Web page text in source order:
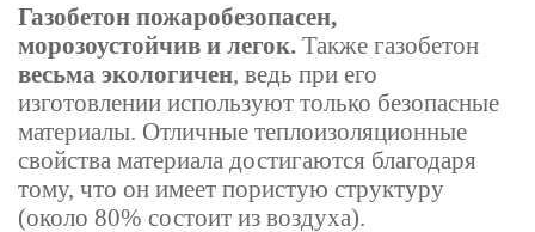
Газобетон пожаробезопасен,
морозоустойчив и легок. Также газобетон
весьма экологичен, ведь при его
изготовлении используют только безопасные
материалы. Отличные теплоизоляционные
свойства материала достигаются благодаря
тому, что он имеет пористую структуру
(около 80% состоит из воздуха).